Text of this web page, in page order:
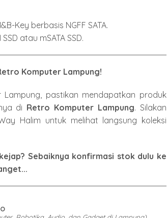
Key berbasis NGFF SATA.
SSD atau mSATA SSD.
Komputer Lampung!
pastikan mendapatkan produk
di Retro Komputer Lampung. Silakan
Halim untuk melihat langsung koleksi
Sebaiknya konfirmasi stok dulu ke